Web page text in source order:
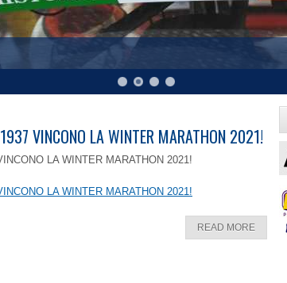
VINCONO LA WINTER MARATHON 2021!
LA WINTER MARATHON 2021!
LA WINTER MARATHON 2021!
READ MORE